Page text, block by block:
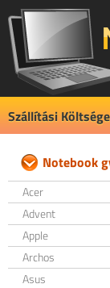
Szállítási
Notebook
Acer
Advent
Apple
Archos
Asus